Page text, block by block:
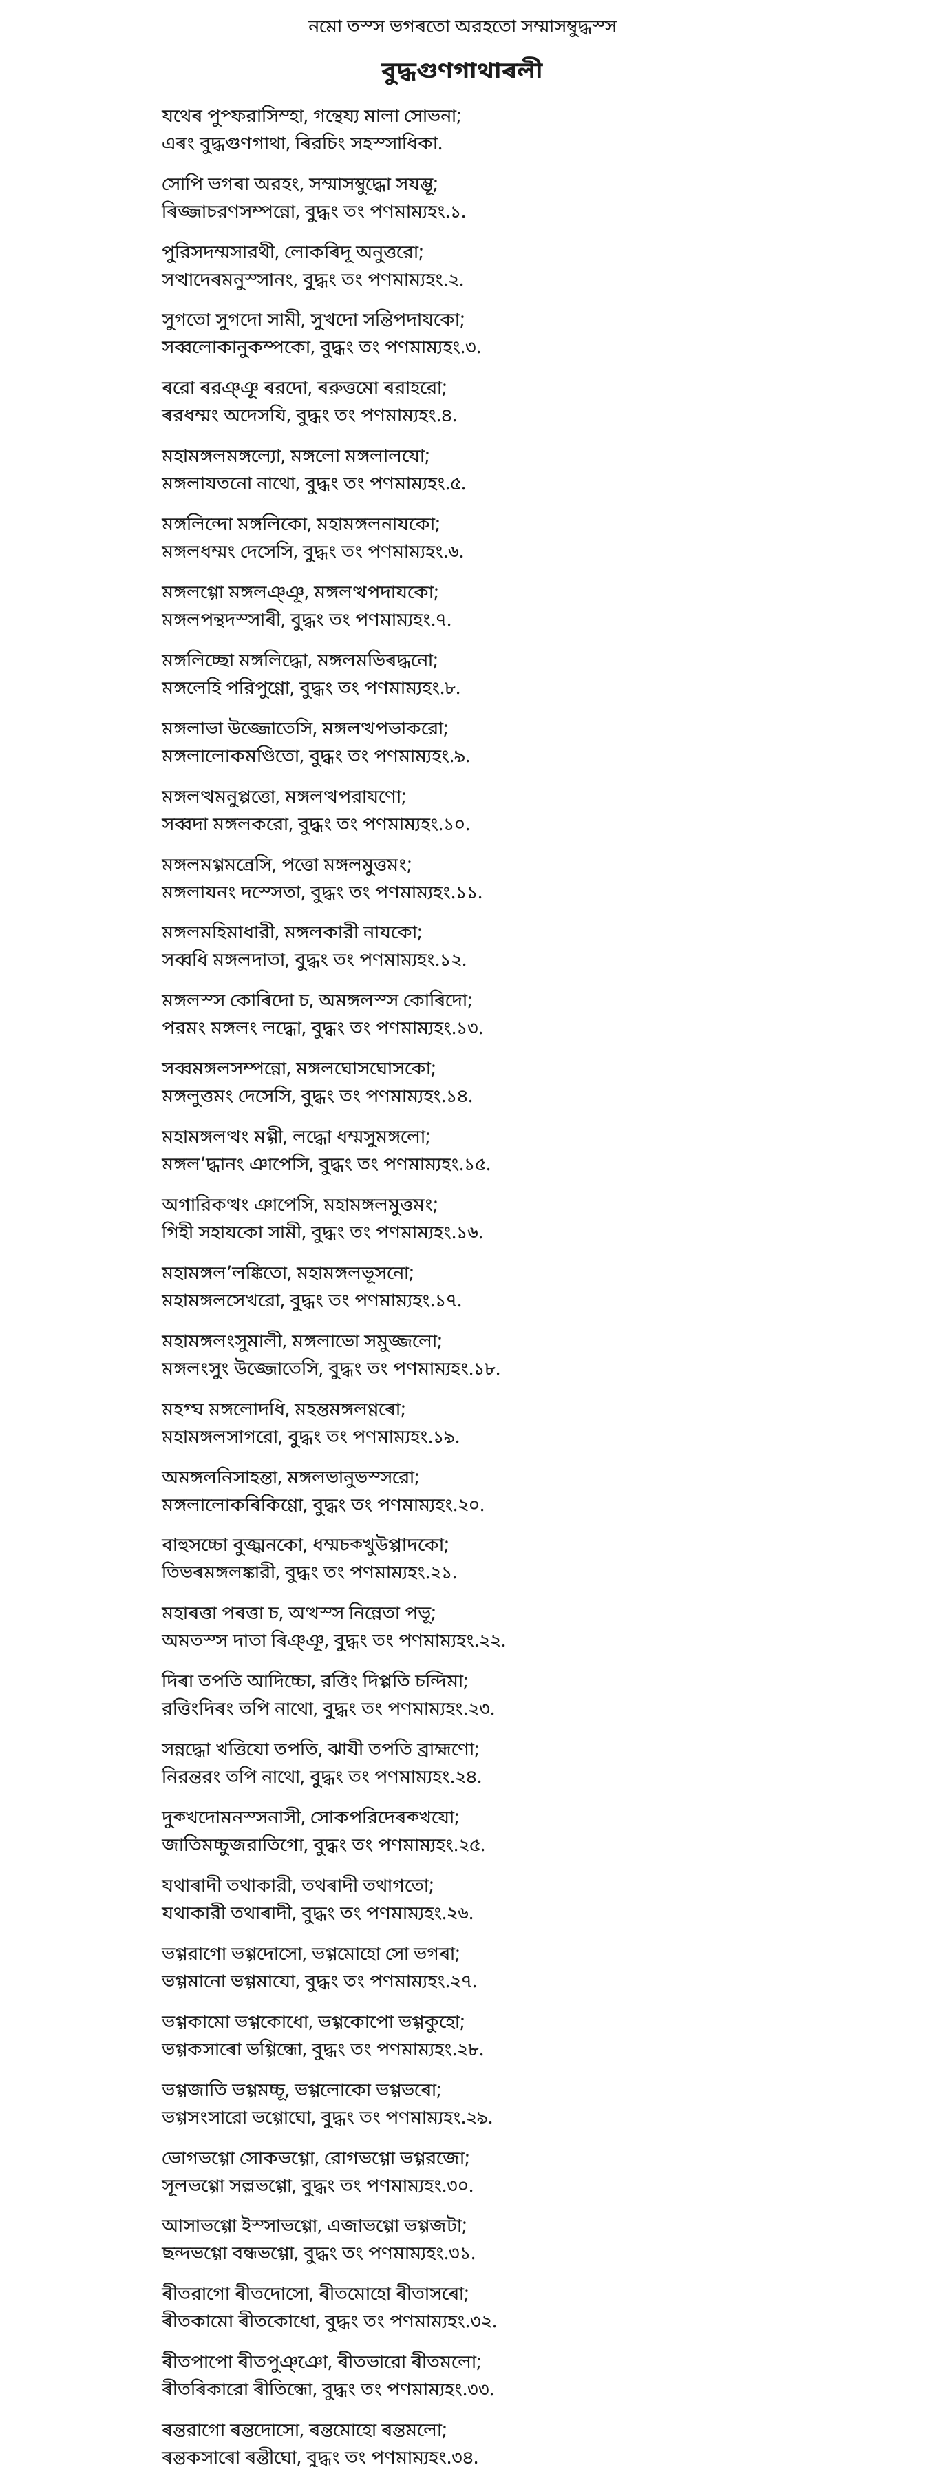
নমো তস্স ভগৰতো অরহতো সম্মাসম্বুদ্ধস্স
বুদ্ধগুণগাথাৰলী
যথেৰ পুপ্ফরাসিম্হা, গন্থেয্য মালা সোভনা;
এৰং বুদ্ধগুণগাথা, ৰিরচিং সহস্সাধিকা.
সোপি ভগৰা অরহং, সম্মাসম্বুদ্ধো সযম্ভূ;
ৰিজ্জাচরণসম্পন্নো, বুদ্ধং তং পণমাম্যহং.১.
পুরিসদম্মসারথী, লোকৰিদূ অনুত্তরো;
সত্থাদেৰমনুস্সানং, বুদ্ধং তং পণমাম্যহং.২.
সুগতো সুগদো সামী, সুখদো সন্তিপদাযকো;
সব্বলোকানুকম্পকো, বুদ্ধং তং পণমাম্যহং.৩.
ৰরো ৰরঞ্ঞূ ৰরদো, ৰরুত্তমো ৰরাহরো;
ৰরধম্মং অদেসযি, বুদ্ধং তং পণমাম্যহং.৪.
মহামঙ্গলমঙ্গল্যো, মঙ্গলো মঙ্গলালযো;
মঙ্গলাযতনো নাথো, বুদ্ধং তং পণমাম্যহং.৫.
মঙ্গলিন্দো মঙ্গলিকো, মহামঙ্গলনাযকো;
মঙ্গলধম্মং দেসেসি, বুদ্ধং তং পণমাম্যহং.৬.
মঙ্গলগ্গো মঙ্গলঞ্ঞূ, মঙ্গলত্থপদাযকো;
মঙ্গলপন্থদস্সাৰী, বুদ্ধং তং পণমাম্যহং.৭.
মঙ্গলিচ্ছো মঙ্গলিদ্ধো, মঙ্গলমভিৰদ্ধনো;
মঙ্গলেহি পরিপুণ্ণো, বুদ্ধং তং পণমাম্যহং.৮.
মঙ্গলাভা উজ্জোতেসি, মঙ্গলত্থপভাকরো;
মঙ্গলালোকমণ্ডিতো, বুদ্ধং তং পণমাম্যহং.৯.
মঙ্গলত্থমনুপ্পত্তো, মঙ্গলত্থপরাযণো;
সব্বদা মঙ্গলকরো, বুদ্ধং তং পণমাম্যহং.১০.
মঙ্গলমগ্গমন্ৰেসি, পত্তো মঙ্গলমুত্তমং;
মঙ্গলাযনং দস্সেতা, বুদ্ধং তং পণমাম্যহং.১১.
মঙ্গলমহিমাধারী, মঙ্গলকারী নাযকো;
সব্বধি মঙ্গলদাতা, বুদ্ধং তং পণমাম্যহং.১২.
মঙ্গলস্স কোৰিদো চ, অমঙ্গলস্স কোৰিদো;
পরমং মঙ্গলং লদ্ধো, বুদ্ধং তং পণমাম্যহং.১৩.
সব্বমঙ্গলসম্পন্নো, মঙ্গলঘোসঘোসকো;
মঙ্গলুত্তমং দেসেসি, বুদ্ধং তং পণমাম্যহং.১৪.
মহামঙ্গলত্থং মগ্গী, লদ্ধো ধম্মসুমঙ্গলো;
মঙ্গল’দ্ধানং ঞাপেসি, বুদ্ধং তং পণমাম্যহং.১৫.
অগারিকত্থং ঞাপেসি, মহামঙ্গলমুত্তমং;
গিহী সহাযকো সামী, বুদ্ধং তং পণমাম্যহং.১৬.
মহামঙ্গল’লঙ্কিতো, মহামঙ্গলভূসনো;
মহামঙ্গলসেখরো, বুদ্ধং তং পণমাম্যহং.১৭.
মহামঙ্গলংসুমালী, মঙ্গলাভো সমুজ্জলো;
মঙ্গলংসুং উজ্জোতেসি, বুদ্ধং তং পণমাম্যহং.১৮.
মহগ্ঘ মঙ্গলোদধি, মহন্তমঙ্গলণ্ণৰো;
মহামঙ্গলসাগরো, বুদ্ধং তং পণমাম্যহং.১৯.
অমঙ্গলনিসাহন্তা, মঙ্গলভানুভস্সরো;
মঙ্গলালোকৰিকিণ্ণো, বুদ্ধং তং পণমাম্যহং.২০.
বাহুসচ্চো বুজ্ঝনকো, ধম্মচক্খুউপ্পাদকো;
তিভৰমঙ্গলঙ্কারী, বুদ্ধং তং পণমাম্যহং.২১.
মহাৰত্তা পৰত্তা চ, অত্থস্স নিন্নেতা পভূ;
অমতস্স দাতা ৰিঞ্ঞূ, বুদ্ধং তং পণমাম্যহং.২২.
দিৰা তপতি আদিচ্চো, রত্তিং দিপ্পতি চন্দিমা;
রত্তিংদিৰং তপি নাথো, বুদ্ধং তং পণমাম্যহং.২৩.
সন্নদ্ধো খত্তিযো তপতি, ঝাযী তপতি ব্রাহ্মণো;
নিরন্তরং তপি নাথো, বুদ্ধং তং পণমাম্যহং.২৪.
দুক্খদোমনস্সনাসী, সোকপরিদেৰক্খযো;
জাতিমচ্চুজরাতিগো, বুদ্ধং তং পণমাম্যহং.২৫.
যথাৰাদী তথাকারী, তথৰাদী তথাগতো;
যথাকারী তথাৰাদী, বুদ্ধং তং পণমাম্যহং.২৬.
ভগ্গরাগো ভগ্গদোসো, ভগ্গমোহো সো ভগৰা;
ভগ্গমানো ভগ্গমাযো, বুদ্ধং তং পণমাম্যহং.২৭.
ভগ্গকামো ভগ্গকোধো, ভগ্গকোপো ভগ্গকুহো;
ভগ্গকসাৰো ভগ্গিন্ধো, বুদ্ধং তং পণমাম্যহং.২৮.
ভগ্গজাতি ভগ্গমচ্চূ, ভগ্গলোকো ভগ্গভৰো;
ভগ্গসংসারো ভগ্গোঘো, বুদ্ধং তং পণমাম্যহং.২৯.
ভোগভগ্গো সোকভগ্গো, রোগভগ্গো ভগ্গরজো;
সূলভগ্গো সল্লভগ্গো, বুদ্ধং তং পণমাম্যহং.৩০.
আসাভগ্গো ইস্সাভগ্গো, এজাভগ্গো ভগ্গজটা;
ছন্দভগ্গো বন্ধভগ্গো, বুদ্ধং তং পণমাম্যহং.৩১.
ৰীতরাগো ৰীতদোসো, ৰীতমোহো ৰীতাসৰো;
ৰীতকামো ৰীতকোধো, বুদ্ধং তং পণমাম্যহং.৩২.
ৰীতপাপো ৰীতপুঞ্ঞো, ৰীতভারো ৰীতমলো;
ৰীতৰিকারো ৰীতিন্ধো, বুদ্ধং তং পণমাম্যহং.৩৩.
ৰন্তরাগো ৰন্তদোসো, ৰন্তমোহো ৰন্তমলো;
ৰন্তকসাৰো ৰন্তীঘো, বুদ্ধং তং পণমাম্যহং.৩৪.